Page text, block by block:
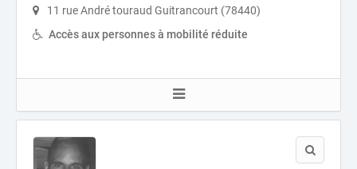
11 rue André touraud Guitrancourt (78440)
Accès aux personnes à mobilité réduite